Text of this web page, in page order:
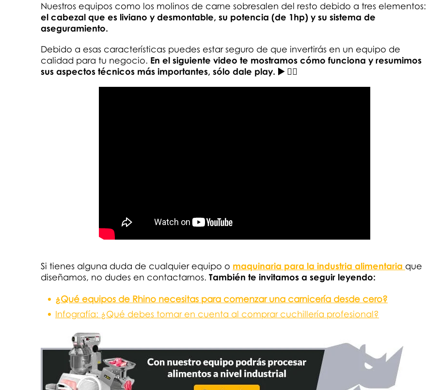
Nuestros equipos como los molinos de carne sobresalen del resto debido a tres elementos:
el cabezal que es liviano y desmontable, su potencia (de 1hp) y su sistema de
aseguramiento.
Debido a esas características puedes estar seguro de que invertirás en un equipo de
calidad para tu negocio. En el siguiente video te mostramos cómo funciona y resumimos
sus aspectos técnicos más importantes, sólo dale play. ▶️ 👇🏻
Si tienes alguna duda de cualquier equipo o maquinaria para la industria alimentaria que
diseñamos, no dudes en contactarnos. También te invitamos a seguir leyendo:
¿Qué equipos de Rhino necesitas para comenzar una carnicería desde cero?
Infografía: ¿Qué debes tomar en cuenta al comprar cuchillería profesional?